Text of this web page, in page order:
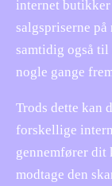
internet
salgspriserne
samtidig også
nogle gange
Trods dette kan
forskellige
gennemfører dit
modtage den